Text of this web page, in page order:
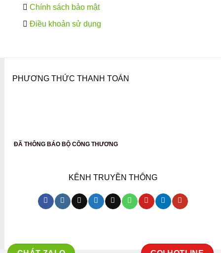
Chính sách bảo mật
Điều khoản sử dụng
PHƯƠNG THỨC THANH TOÁN
ĐÃ THÔNG BÁO BỘ CÔNG THƯƠNG
KÊNH TRUYỀN THÔNG